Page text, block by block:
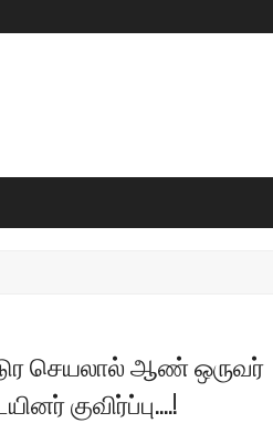
செயலால் ஆண் ஒருவர்
குவிர்ப்பு....!